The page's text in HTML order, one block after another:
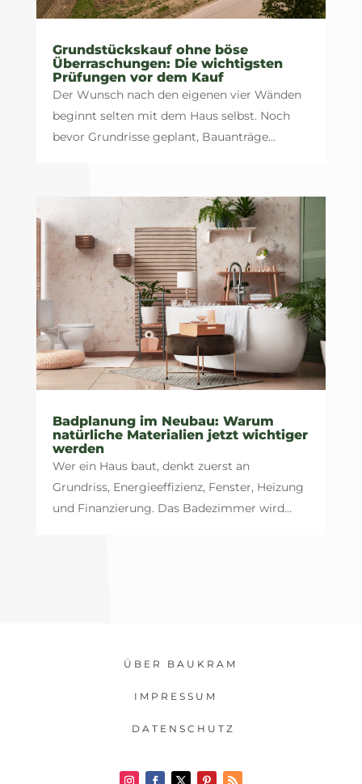
Grundstückskauf ohne böse
Überraschungen: Die wichtigsten
Prüfungen vor dem Kauf
Der Wunsch nach den eigenen vier Wänden
beginnt selten mit dem Haus selbst. Noch
bevor Grundrisse geplant, Bauanträge...
Badplanung im Neubau: Warum
natürliche Materialien jetzt wichtiger
werden
Wer ein Haus baut, denkt zuerst an
Grundriss, Energieeffizienz, Fenster, Heizung
und Finanzierung. Das Badezimmer wird...
ÜBER BAUKRAM
IMPRESSUM
DATENSCHUTZ